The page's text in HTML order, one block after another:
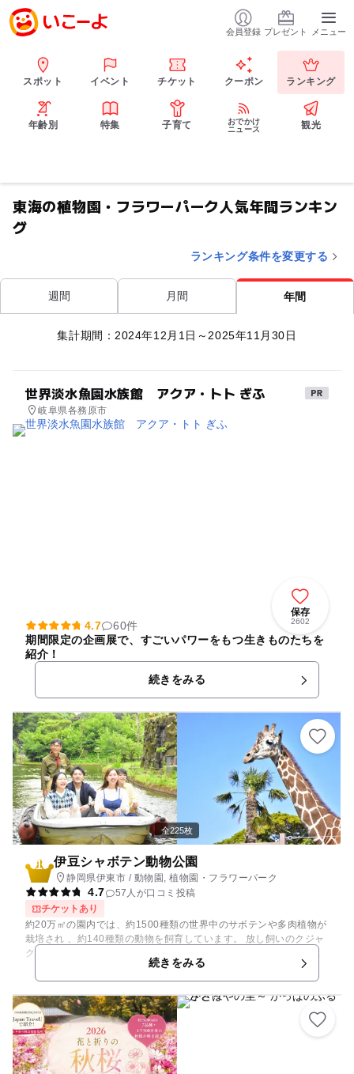
会員登録 プレゼント メニュー
スポット イベント チケット クーポン ランキング
年齢別 特集 子育て
おでかけ
ニュース
観光
東海の植物園・フラワーパーク人気年間ランキン
グ
ランキング条件を変更する
週間 月間 年間
集計期間：2024年12月1日～2025年11月30日
世界淡水魚園水族館 アクア・トト ぎふ
岐阜県各務原市
保存
2602
4.7
60件
期間限定の企画展で、すごいパワーをもつ生きものたちを
紹介！
続きをみる
全225枚
1 伊豆シャボテン動物公園
静岡県伊東市 / 動物園, 植物園・フラワーパーク
4.7
57人が口コミ投稿
チケットあり
約20万㎡の園内では、約1500種類の世界中のサボテンや多肉植物が
栽培され 、約140種類の動物を飼育しています。 放し飼いのクジャ
クやリスザルが園内を自由に歩き、カピバラやカンガルーが暮らす
エリアに入っておやつあげ体験ができるなど「動物たちとの距離感
ゼロ！」でふれあいを楽しむことができます。 ピラミッド型の温室
内では、樹齢約170年の「金鯱」など貴重な植物を展示するととも
に、SNSで人気のミナミコアリクイなどの動物も見ることができま
す。 人気の「アニマルボートツアーズ」は、園内中央の大池をボー
トで巡り、動物たちの観察をするガイドツアーで、 国内初の非常に
珍しい展示方法です。ガイドを聞きながら池を１周するコースと、
リスザルまたはワオキツネザルの島へ渡り、ふれあい体験ができる
続きをみる